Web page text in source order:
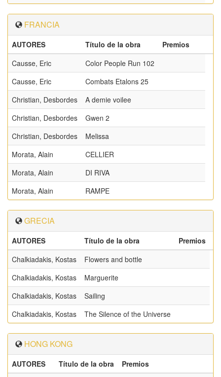
FRANCIA
AUTORES Título de la obra
Premios
Causse, Eric
Color People Run 102
Causse, Eric
Combats Etalons 25
Christian, Desbordes
A demie voilee
Christian, Desbordes
Gwen 2
Christian, Desbordes
Melissa
Morata, Alain
CELLIER
Morata, Alain
DI RIVA
Morata, Alain
RAMPE
GRECIA
AUTORES Título de la obra
Premios
Chalkiadakis, Kostas
Flowers and bottle
Chalkiadakis, Kostas
Marguerite
Chalkiadakis, Kostas
Sailing
Chalkiadakis, Kostas
The Silence of the Universe
HONG KONG
AUTORES Título de la obra
Premios